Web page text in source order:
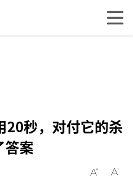
20秒，对付它的杀
答案